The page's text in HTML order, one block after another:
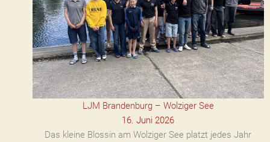
LJM Brandenburg – Wolziger See
16. Juni 2026
Das kleine Blossin am Wolziger See platzt jedes Jahr